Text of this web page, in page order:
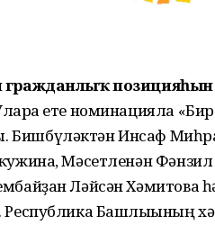
гражданлыҡ
ете номинацияла
Инсаф
Мәсетленән
Ләйсән Хәмитова
Башлығының